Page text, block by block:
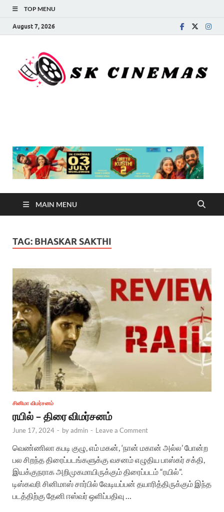
TOP MENU
August 7, 2026
MAIN MENU
TAG: BHASKAR SAKTHI
சினிமா விமர்சனம்
ரயில் – திரை விமர்சனம்
June 17, 2024 - byadmin - Leave a Comment
வெண்ணிலா கபடி குழு, எம் மகன், ‘நான் மகான் அல்ல’ போன்ற
பல சிறந்த திரைப்படங்களுக்கு வசனம் எழுதிய பாஸ்கர் சக்தி,
இயக்குநராக அறிமுகமாயிருக்கும் திரைப்படம் “ரயில்”.
டிஸ்கவரி சினிமாஸ் சார்பில் வேடியப்பன் தயாரித்திருக்கும் இந்த
படத்திற்கு தேனி ஈஸ்வர் ஒளிப்பதிவு …